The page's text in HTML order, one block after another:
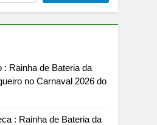
: Rainha de Bateria da
no Carnaval 2026 do
: Rainha de Bateria da